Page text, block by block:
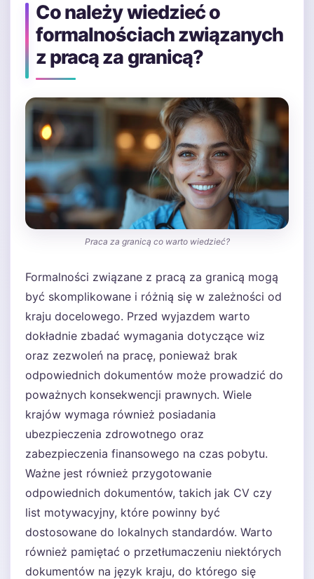
Co należy wiedzieć o
formalnościach związanych
z pracą za granicą?
Praca za granicą co warto wiedzieć?
Formalności związane z pracą za granicą mogą
być skomplikowane i różnią się w zależności od
kraju docelowego. Przed wyjazdem warto
dokładnie zbadać wymagania dotyczące wiz
oraz zezwoleń na pracę, ponieważ brak
odpowiednich dokumentów może prowadzić do
poważnych konsekwencji prawnych. Wiele
krajów wymaga również posiadania
ubezpieczenia zdrowotnego oraz
zabezpieczenia finansowego na czas pobytu.
Ważne jest również przygotowanie
odpowiednich dokumentów, takich jak CV czy
list motywacyjny, które powinny być
dostosowane do lokalnych standardów. Warto
również pamiętać o przetłumaczeniu niektórych
dokumentów na język kraju, do którego się